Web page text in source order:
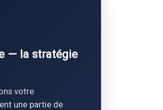
— la stratégie
votre
une partie de